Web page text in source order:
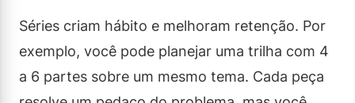
Séries criam hábito e melhoram retenção. Por
exemplo, você pode planejar uma trilha com 4
a 6 partes sobre um mesmo tema. Cada peça